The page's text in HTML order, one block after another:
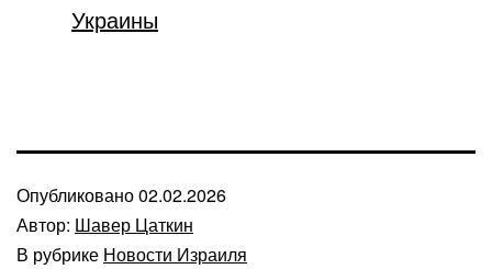
Украины
Опубликовано02.02.2026
Автор: Шавер Цаткин
В рубрике Новости Израиля